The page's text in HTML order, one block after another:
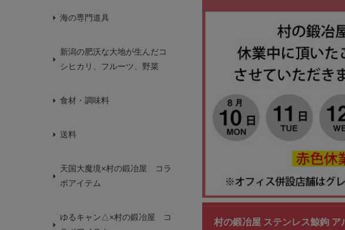
海の専門道具
新潟の肥沃な大地が生んだコ
シヒカリ、フルーツ、野菜
食材・調味料
送料
天国大魔境×村の鍛冶屋 コラ
ボアイテム
ゆるキャン△×村の鍛冶屋 コ
村の鍛冶屋 ステンレス鯨鉤